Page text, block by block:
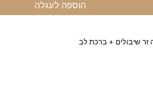
הוספה לעגלה
זר שיבולים + ברכת לב